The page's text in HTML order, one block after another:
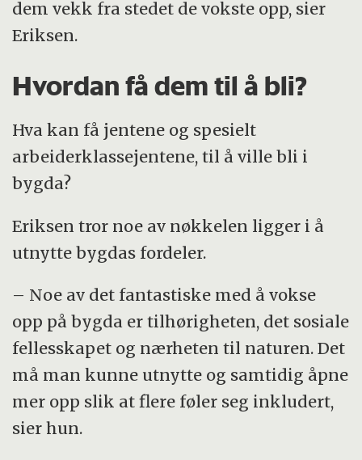
dem vekk fra stedet de vokste opp, sier
Eriksen.
Hvordan få dem til å bli?
Hva kan få jentene og spesielt
arbeiderklassejentene, til å ville bli i
bygda?
Eriksen tror noe av nøkkelen ligger i å
utnytte bygdas fordeler.
– Noe av det fantastiske med å vokse
opp på bygda er tilhørigheten, det sosiale
fellesskapet og nærheten til naturen. Det
må man kunne utnytte og samtidig åpne
mer opp slik at flere føler seg inkludert,
sier hun.